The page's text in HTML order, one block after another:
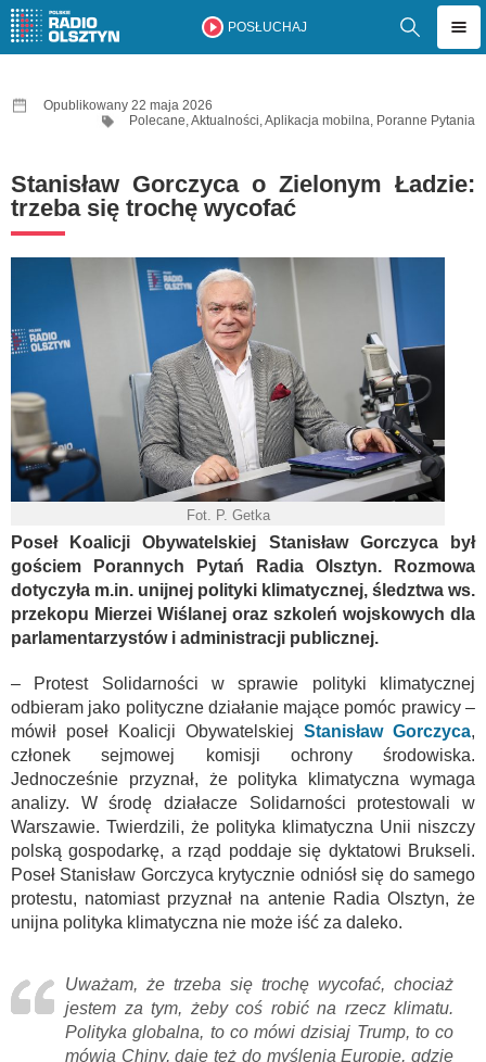
POSŁUCHAJ
Opublikowany 22 maja 2026
Polecane,Aktualności,Aplikacja mobilna, Poranne Pytania
Stanisław Gorczyca o Zielonym Ładzie:
trzeba się trochę wycofać
Fot. P. Getka
Poseł Koalicji Obywatelskiej Stanisław Gorczyca był
gościem Porannych Pytań Radia Olsztyn. Rozmowa
dotyczyła m.in. unijnej polityki klimatycznej, śledztwa ws.
przekopu Mierzei Wiślanej oraz szkoleń wojskowych dla
parlamentarzystów i administracji publicznej.
– Protest Solidarności w sprawie polityki klimatycznej
odbieram jako polityczne działanie mające pomóc prawicy –
mówił poseł Koalicji Obywatelskiej Stanisław Gorczyca,
członek sejmowej komisji ochrony środowiska.
Jednocześnie przyznał, że polityka klimatyczna wymaga
analizy. W środę działacze Solidarności protestowali w
Warszawie. Twierdzili, że polityka klimatyczna Unii niszczy
polską gospodarkę, a rząd poddaje się dyktatowi Brukseli.
Poseł Stanisław Gorczyca krytycznie odniósł się do samego
protestu, natomiast przyznał na antenie Radia Olsztyn, że
unijna polityka klimatyczna nie może iść za daleko.
Uważam, że trzeba się trochę wycofać, chociaż
jestem za tym, żeby coś robić na rzecz klimatu.
Polityka globalna, to co mówi dzisiaj Trump, to co
mówią Chiny, daje też do myślenia Europie, gdzie